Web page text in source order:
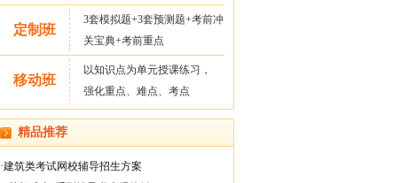
定制班
3套模拟题+3套预测题+考前冲
关宝典+考前重点
移动班
以知识点为单元授课练习，
强化重点、难点、考点
精品推荐
·建筑类考试网校辅导招生方案